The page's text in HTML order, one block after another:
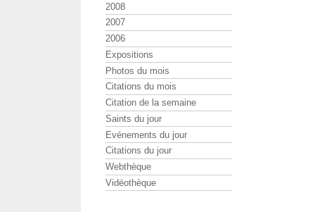
2008
2007
2006
Expositions
Photos du mois
Citations du mois
Citation de la semaine
Saints du jour
Evénements du jour
Citations du jour
Webthèque
Vidéothèque